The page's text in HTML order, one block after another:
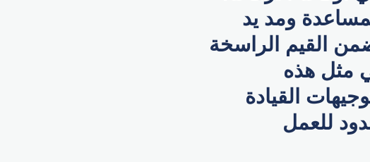
ومد يد
القيم الراسخة
مثل هذه
القيادة
للعمل